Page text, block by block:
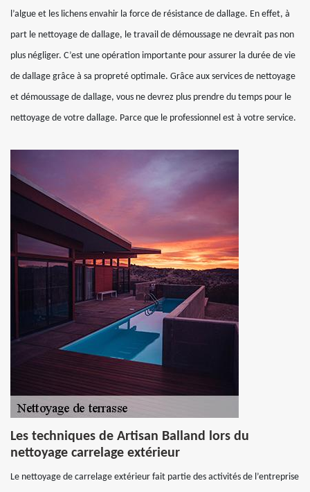
l’algue et les lichens envahir la force de résistance de dallage. En effet, à
part le nettoyage de dallage, le travail de démoussage ne devrait pas non
plus négliger. C’est une opération importante pour assurer la durée de vie
de dallage grâce à sa propreté optimale. Grâce aux services de nettoyage
et démoussage de dallage, vous ne devrez plus prendre du temps pour le
nettoyage de votre dallage. Parce que le professionnel est à votre service.
Les techniques de Artisan Balland lors du
nettoyage carrelage extérieur
Le nettoyage de carrelage extérieur fait partie des activités de l’entreprise